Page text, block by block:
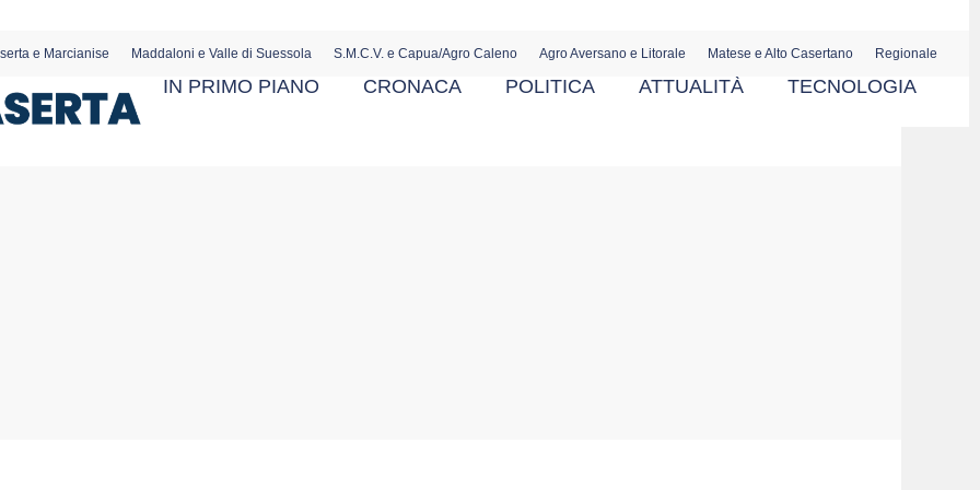
e Marcianise Maddaloni e Valle di Suessola S.M.C.V. e Capua/Agro Caleno Agro Aversano e Litorale Matese e Alto Casertano Regionale
IN PRIMO PIANO CRONACA POLITICA ATTUALITÀ TECNOLOGIA